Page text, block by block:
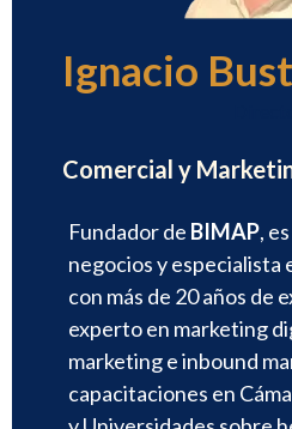
Ignacio
Comercial y
Fundador de BIMAP,
negocios y especialista
con más de 20 años de
experto en marketing
marketing e inbound
capacitaciones en